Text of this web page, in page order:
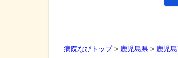
病院なびトップ> 鹿児島県 > 鹿児